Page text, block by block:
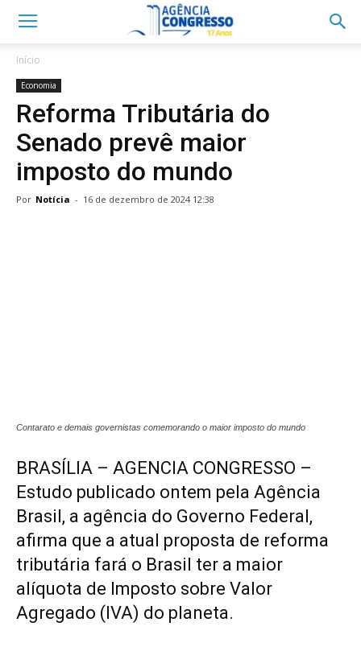
Início
Economia
Reforma Tributária do
Senado prevê maior
imposto do mundo
Por Notícia - 16 de dezembro de 2024 12:38
Contarato e demais governistas comemorando o maior imposto do mundo
BRASÍLIA – AGENCIA CONGRESSO –
Estudo publicado ontem pela Agência
Brasil, a agência do Governo Federal,
afirma que a atual proposta de reforma
tributária fará o Brasil ter a maior
alíquota de Imposto sobre Valor
Agregado (IVA) do planeta.